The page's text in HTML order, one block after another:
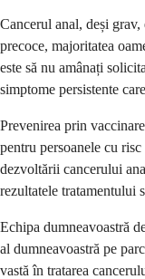
Cancerul anal, deși grav,
precoce, majoritatea
este să nu amânați
simptome persistente
Prevenirea prin
pentru persoanele cu
dezvoltării cancerului
rezultatele tratamentului
Echipa dumneavoastră
al dumneavoastră pe
vastă în tratarea